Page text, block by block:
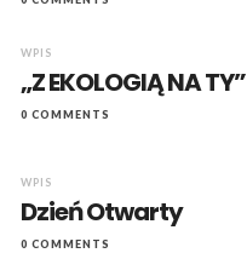
WPIS
„Z EKOLOGIĄ NA TY”
0 COMMENTS
WPIS
Dzień Otwarty
0 COMMENTS